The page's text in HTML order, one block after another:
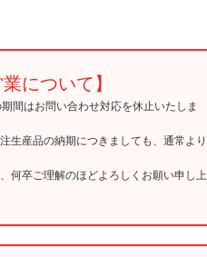
について】
間はお問い合わせ対応を休止いたしま
生産品の納期につきましても、通常より
何卒ご理解のほどよろしくお願い申し上